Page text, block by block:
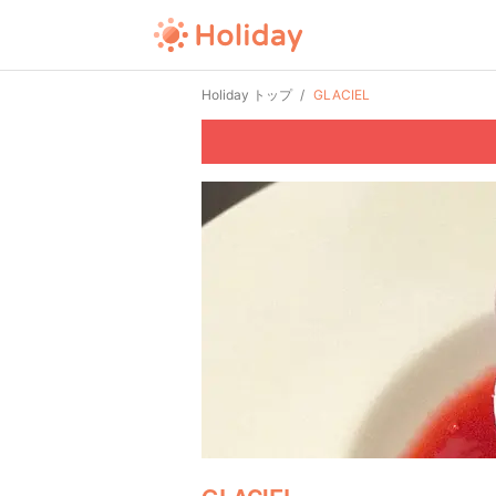
Holiday トップ GLACIEL